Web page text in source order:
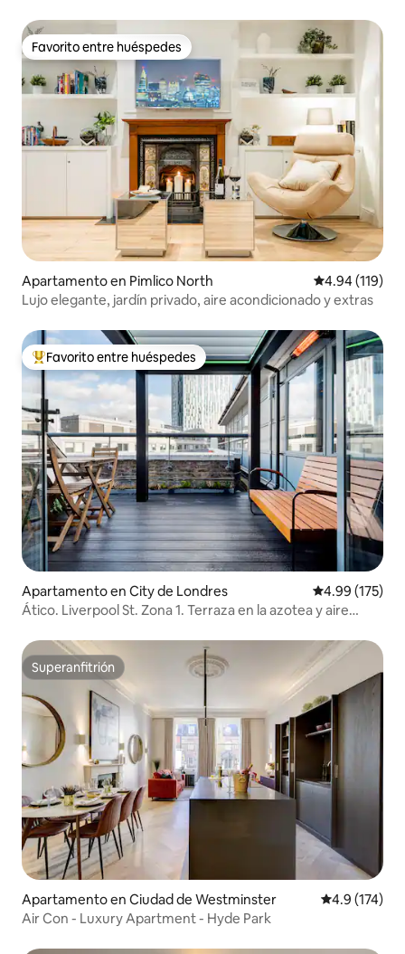
Favorito entre huéspedes
Favorito entre huéspedes
Apartamento en Pimlico North Calificación
4.94 (119)
Lujo elegante, jardín privado, aire acondicionado y extras
Favorito entre huéspedes preferido
Favorito entre huéspedes
Apartamento en City de Londres Calificación
4.99 (175)
Ático. Liverpool St. Zona 1. Terraza en la azotea y aire
Superanfitrión
Superanfitrión
Apartamento en Ciudad de Westminster Calificación
4.9 (174)
Air Con - Luxury Apartment - Hyde Park